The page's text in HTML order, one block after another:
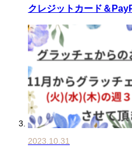
クレジットカード＆
2023.10.31